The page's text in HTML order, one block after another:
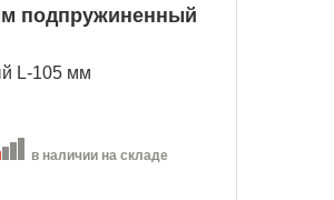
подпружиненный
L-105 мм
в наличии на складе